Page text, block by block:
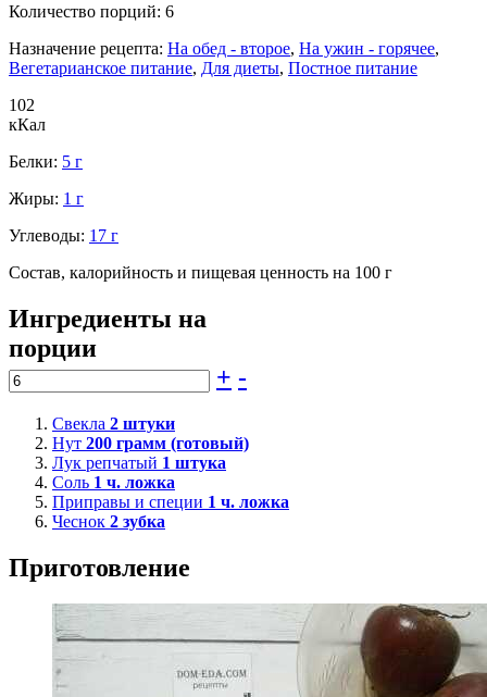
Количество порций: 6
Назначение рецепта: На обед - второе, На ужин - горячее,
Вегетарианское питание, Для диеты, Постное питание
102
кКал
Белки: 5 г
Жиры: 1 г
Углеводы: 17 г
Состав, калорийность и пищевая ценность на 100 г
Ингредиенты на
порции
+ -
Свекла 2 штуки
Нут 200 грамм (готовый)
Лук репчатый 1 штука
Соль 1 ч. ложка
Приправы и специи 1 ч. ложка
Чеснок 2 зубка
Приготовление